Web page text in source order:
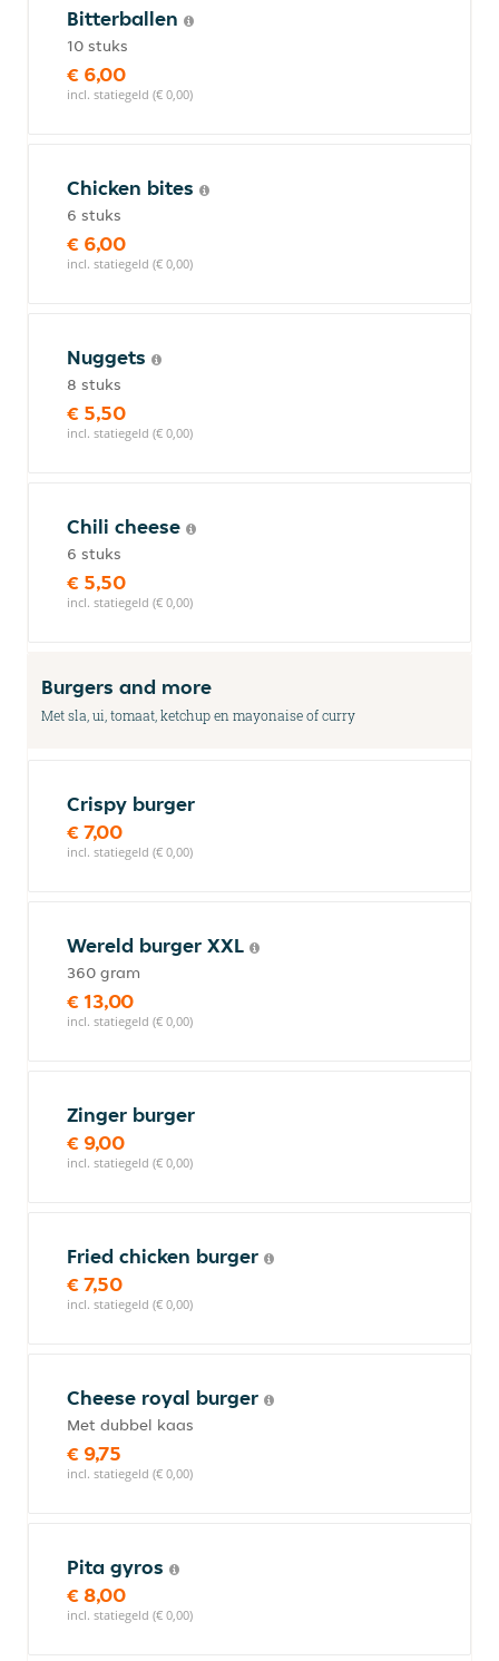
Bitterballen
10 stuks
€ 6,00
incl. statiegeld (€ 0,00)
Chicken bites
6 stuks
€ 6,00
incl. statiegeld (€ 0,00)
Nuggets
8 stuks
€ 5,50
incl. statiegeld (€ 0,00)
Chili cheese
6 stuks
€ 5,50
incl. statiegeld (€ 0,00)
Burgers and more
Met sla, ui, tomaat, ketchup en mayonaise of curry
Crispy burger
€ 7,00
incl. statiegeld (€ 0,00)
Wereld burger XXL
360 gram
€ 13,00
incl. statiegeld (€ 0,00)
Zinger burger
€ 9,00
incl. statiegeld (€ 0,00)
Fried chicken burger
€ 7,50
incl. statiegeld (€ 0,00)
Cheese royal burger
Met dubbel kaas
€ 9,75
incl. statiegeld (€ 0,00)
Pita gyros
€ 8,00
incl. statiegeld (€ 0,00)